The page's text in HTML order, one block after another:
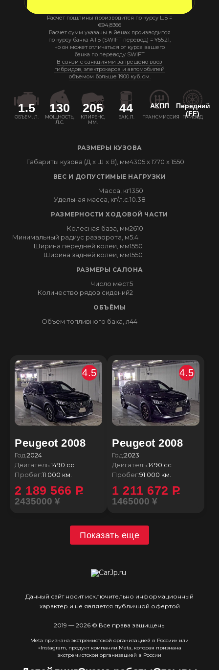
ОБЪЕМ, Л.
1.5
МОЩНОСТЬ,
Л.С.
130
КЛИРЕНС,
ММ.
205
БАК, Л.
44
ТРАНСМИССИЯ
АКПП
ПРИВОД
Передний
(FF)
РАЗМЕРЫ КУЗОВА
Габариты кузова (Д x Ш x В), мм4305 x 1770 x 1550
ВЕС И ДОПУСТИМЫЕ НАГРУЗКИ
Масса, кг1350
Удельная масса, кг/л.с. 10.38
РАЗМЕРНОСТИ ХОДОВОЙ ЧАСТИ
Колесная база, мм2610
Минимальный радиус разворота, м5.4
Ширина передней колеи, мм1550
Ширина задней колеи, мм1550
РАЗМЕРЫ САЛОНА
Число мест5
Количество рядов сидений2
ОБЪЁМЫ
Объем топливного бака, л44
Расчет пошлины производится по курсу ЦБ =
€94,8366
Расчет сумм указаны в йенах производится
по курсу банка АТБ (SWIFT перевод) = ¥55.21,
но он может отличаться от курса вашего
банка по переводу SWIFT
В связи с санкциями запрещено ввоз
гибридов, электрокаров и автомобилей
объемом больше 1900 куб. см.
Peugeot 2008
4.5
Год:2024
Двигатель:1490 сс
Пробег:11 000 км.
2 189 566 P
2435000 ¥
Peugeot 2008
4.5
Год:2023
Двигатель:1490 сс
Пробег:91 000 км.
1 211 672 P
1465000 ¥
Показать еще
Данный сайт носит исключительно информационный
характер и не является публичной офертой
2019 — 2026 © Все права защищены
Meta признана экстремистcкой организацией в России» или
«Instagram, продукт компании Meta, которая признана
экстремистской организацией в России